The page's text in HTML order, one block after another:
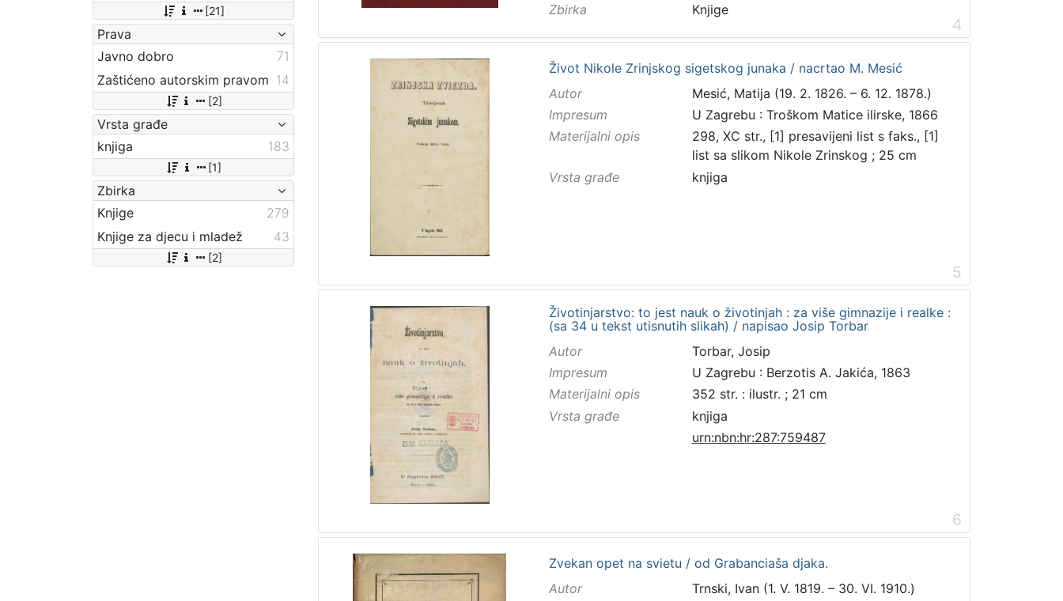
[21]
Prava
Javno dobro
71
Zaštićeno autorskim pravom 14
[2]
Vrsta građe
knjiga
183
[1]
Zbirka
Knjige
279
Knjige za djecu i mladež
43
[2]
Zbirka
Knjige
4
Život Nikole Zrinjskog sigetskog junaka / nacrtao M. Mesić
Autor
Mesić, Matija (19. 2. 1826. – 6. 12. 1878.)
Impresum
U Zagrebu : Troškom Matice ilirske, 1866
Materijalni opis
298, XC str., [1] presavijeni list s faks., [1]
list sa slikom Nikole Zrinskog ; 25 cm
Vrsta građe
knjiga
5
Životinjarstvo: to jest nauk o životinjah : za više gimnazije i realke :
(sa 34 u tekst utisnutih slikah) / napisao Josip Torbar
Autor
Torbar, Josip
Impresum
U Zagrebu : Berzotis A. Jakića, 1863
Materijalni opis
352 str. : ilustr. ; 21 cm
Vrsta građe
knjiga
urn:nbn:hr:287:759487
6
Zvekan opet na svietu / od Grabanciaša djaka.
Autor
Trnski, Ivan (1. V. 1819. – 30. VI. 1910.)